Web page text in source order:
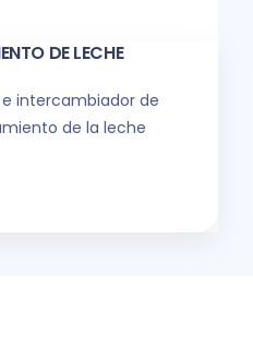
DE LECHE
intercambiador de
de la leche